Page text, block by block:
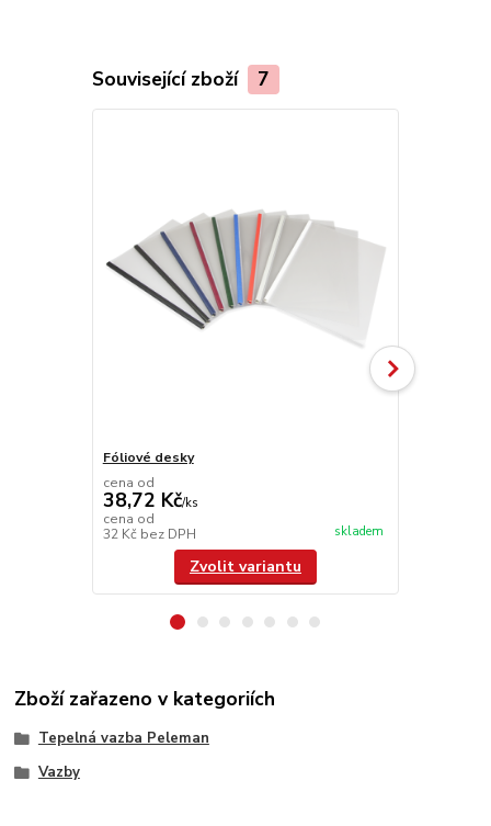
Související zboží 7
Fóliové desky
cena od
38,72 Kč/ks
cena od
32 Kč bez DPH skladem
Zvolit variantu
Zboží zařazeno v kategoriích
Tepelná vazba Peleman
Vazby